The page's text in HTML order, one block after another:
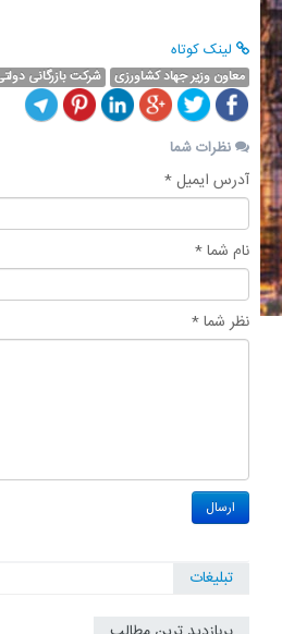
لینک کوتاه
معاون وزیر جهاد کشاورزی شرکت بازرگانی
نظرات شما
آدرس ایمیل *
نام شما *
نظر شما *
تبلیغات